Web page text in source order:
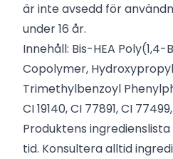
är inte avsedd för
under 16 år.
Innehåll: Bis-HEA
Copolymer,
Trimethylbenzoyl
CI 19140, CI 77891, CI
Produktens
tid. Konsultera alltid